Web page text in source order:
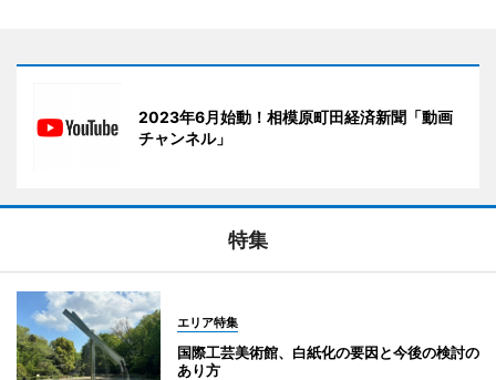
2023年6月始動！相模原町田経済新聞「動画
チャンネル」
特集
エリア特集
国際工芸美術館、白紙化の要因と今後の検討の
あり方